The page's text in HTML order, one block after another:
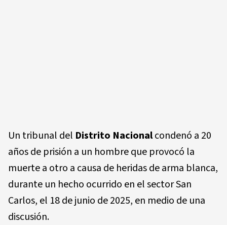
Un tribunal del Distrito Nacionalcondenó a 20
años de prisión a un hombre que provocó la
muerte a otro a causa de heridas de arma blanca,
durante un hecho ocurrido en el sector San
Carlos, el 18 de junio de 2025, en medio de una
discusión.